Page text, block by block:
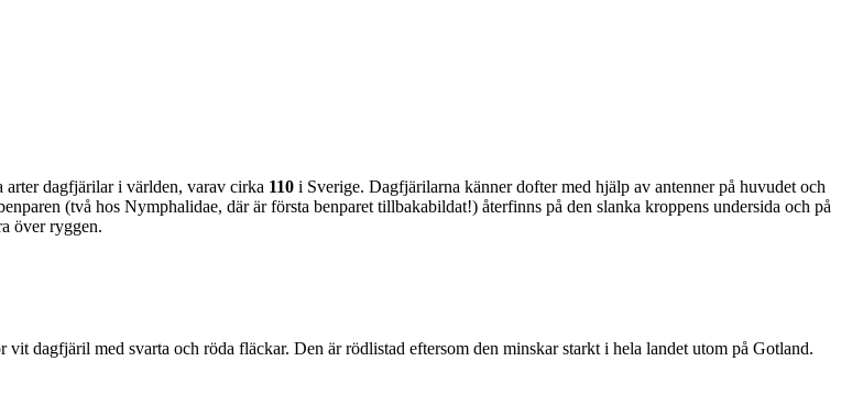
arter dagfjärilar i världen, varav cirka 110 i Sverige. Dagfjärilarna känner dofter med hjälp av antenner på huvudet och
(två hos Nymphalidae, där är första benparet tillbakabildat!) återfinns på den slanka kroppens undersida och på
över ryggen.
dagfjäril med svarta och röda fläckar. Den är rödlistad eftersom den minskar starkt i hela landet utom på Gotland.